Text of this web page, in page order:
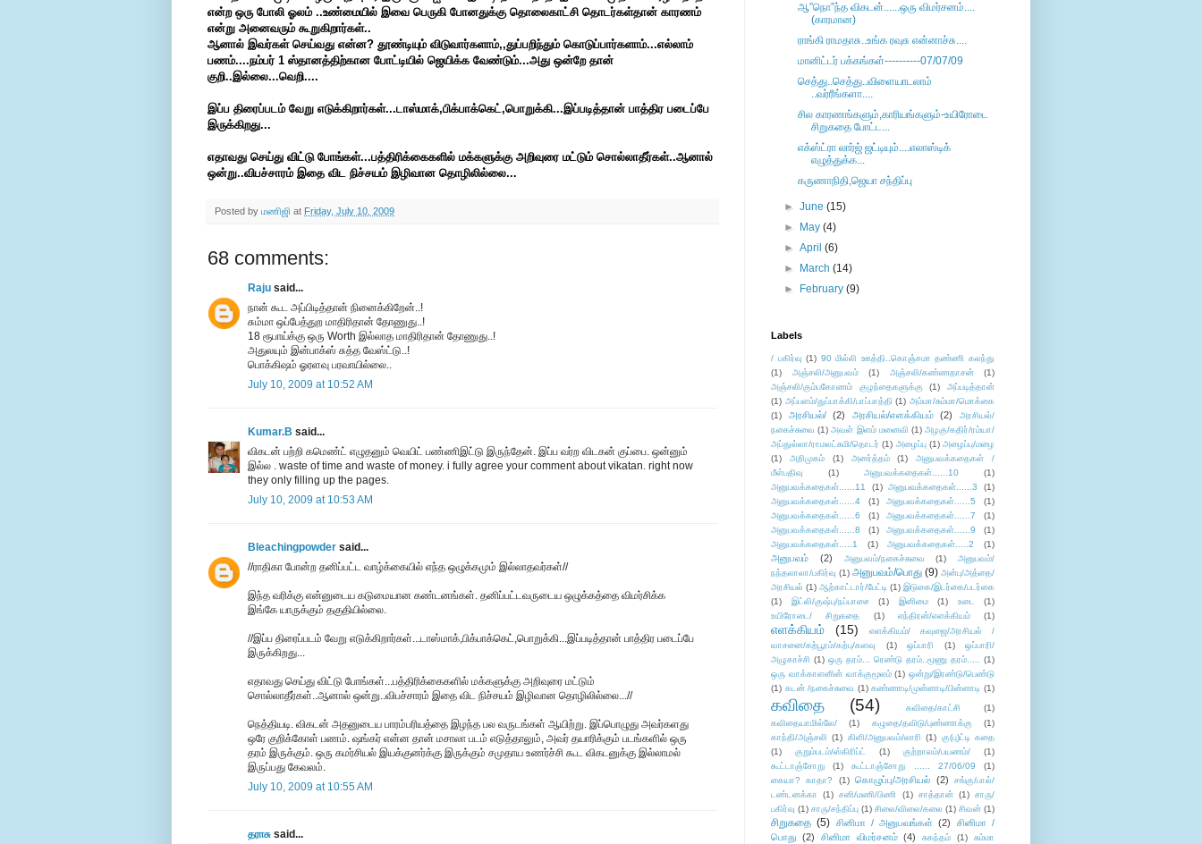
என்ற ஒரு போலி ஓலம் ..உண்மையில் இவை பெருகி போனதுக்கு தொலைகாட்சி தொடர்கள்தான் காரணம்
என்று அனைவரும் கூறுகிறார்கள்..
ஆனால் இவர்கள் செய்வது என்ன? தூண்டியும் விடுவார்களாம்,,துப்பறிந்தும் கொடுப்பார்களாம்...எல்லாம்
பணம்....நம்பர் 1 ஸ்தானத்திற்கான போட்டியில் ஜெயிக்க வேண்டும்...அது ஒன்றே தான்
குறி..இல்லை...வெறி....
இப்ப திரைப்படம் வேறு எடுக்கிறார்கள்...டாஸ்மாக்,பிக்பாக்கெட்,பொறுக்கி...இப்படித்தான் பாத்திர படைப்பே
இருக்கிறது...
எதாவது செய்து விட்டு போங்கள்...பத்திரிக்கைகளில் மக்களுக்கு அறிவுரை மட்டும் சொல்லாதீர்கள்..ஆனால்
ஒன்று..விபச்சாரம் இதை விட நிச்சயம் இழிவான தொழிலில்லை...
Posted by மணிஜி at Friday, July 10, 2009
68 comments:
Raju said...
நான் கூட அப்பிடித்தான் நினைக்கிறேன்..!
சும்மா ஒப்பேத்துற மாதிரிதான் தோணுது..!
18 ரூபாய்க்கு ஒரு Worth இல்லாத மாதிரிதான் தோணுது..!
அதுலயும் இன்பாக்ஸ் சுத்த வேஸ்ட்டு..!
பொக்கிஷம் ஓரளவு பரவாயில்லை..
July 10, 2009 at 10:52 AM
Kumar.B said...
விகடன் பற்றி கமெண்ட் எழுதனும் வெயிட் பண்ணிஇட்டு இருந்தேன். இப்ப வர்ற விடகன் குப்பை. ஒன்னும்
இல்ல . waste of time and waste of money. i fully agree your comment about vikatan. right now
they only filling up the pages.
July 10, 2009 at 10:53 AM
Bleachingpowder said...
//ராதிகா போன்ற தனிப்பட்ட வாழ்க்கையில் எந்த ஒழுக்கமும் இல்லாதவர்கள்//
இந்த வரிக்கு என்னுடைய கடுமையான கண்டனங்கள். தனிப்பட்டவருடைய ஒழுக்கத்தை விமர்சிக்க
இங்கே யாருக்கும் தகுதியில்லை.
//இப்ப திரைப்படம் வேறு எடுக்கிறார்கள்...டாஸ்மாக்,பிக்பாக்கெட்,பொறுக்கி...இப்படித்தான் பாத்திர படைப்பே
இருக்கிறது...
எதாவது செய்து விட்டு போங்கள்...பத்திரிக்கைகளில் மக்களுக்கு அறிவுரை மட்டும்
சொல்லாதீர்கள்..ஆனால் ஒன்று..விபச்சாரம் இதை விட நிச்சயம் இழிவான தொழிலில்லை...//
நெத்தியடி. விகடன் அதனுடைய பாரம்பரியத்தை இழந்த பல வருடங்கள் ஆயிற்று. இப்பொழுது அவர்களது
ஒரே குறிக்கோள் பணம். ஷங்கர் என்ன தான் மசாலா படம் எடுத்தாலும், அவர் தயாரிக்கும் படங்களில் ஒரு
தரம் இருக்கும். ஒரு கமர்சியல் இயக்குனர்க்கு இருக்கும் சமுதாய உணர்ச்சி கூட விகடனுக்கு இல்லாமல்
இருப்பது கேவலம்.
July 10, 2009 at 10:55 AM
தராசு said...
ஆ”நொ”ந்த விகடன்......ஒரு விமர்சனம்....
(காரமான)
ராங்கி ராமதாசு..உங்க ரவுசு என்னாச்சு....
மானிட்டர் பக்கங்கள்----------07/07/09
செத்து..செத்து..விளையாடலாம்
..வர்ரீங்களா....
சில காரணங்களும்,காரியங்களும்-உயிரோடை
சிறுகதை போட்ட...
எக்ஸ்ட்ரா லார்ஜ் ஜட்டியும்....எலாஸ்டிக்
எழுத்துக்க...
கருணாநிதி,ஜெயா சந்திப்பு
►June(15)
►
May(4)
►April(6)
►
March(14)
►
February(9)
Labels
/ பகிர்வு (1) 90 மில்லி ஊத்தி..கொஞ்சமா தண்ணி கலந்து
(1)
அஞ்சலி/அனுபவம் (1) அஞ்சலி/கண்ணதாசன்
(1)
அஞ்சலி/கும்பகோணம் குழந்தைகளுக்கு
(1)
அப்படித்தான்
(1) அப்பளம்/துப்பாக்கி/பாப்பாத்தி (1) அம்மா/சும்மா/மொக்கை
(1)
அரசியல்/ (2) அரசியல்/எளக்கியம் (2)
அரசியல்/
நகைச்சுவை (1) அவள் இளம் மனைவி (1) அழகு/கதிர்/ரம்யா/
அப்துல்லா/ராமலட்சுமி/தொடர் (1) அழைப்பு (1) அழைப்பு/மழை
(1)
அறிமுகம் (1) அனர்த்தம் (1)
அனுபவக்கதைகள் /
மீள்பதிவு
(1) அனுபவக்கதைகள்......10
(1)
அனுபவக்கதைகள்......11
(1) அனுபவக்கதைகள்......3
(1)
அனுபவக்கதைகள்......4
(1) அனுபவக்கதைகள்......5
(1)
அனுபவக்கதைகள்......6
(1) அனுபவக்கதைகள்......7
(1)
அனுபவக்கதைகள்......8
(1) அனுபவக்கதைகள்......9
(1)
அனுபவக்கதைகள்.....1
(1) அனுபவக்கதைகள்.....2 (1)
அனுபவம் (2) அனுபவம்/நகைச்சுவை (1)
அனுபவம்/
நந்தலாலா/பகிர்வு (1) அனுபவம்/பொது (9) அன்பு/அத்தை/
அரசியல் (1) ஆற்காட்டார்/பேட்டி (1) இடுகை/இடர்கை/படர்கை
(1)
இட்லி/குஷ்பு/நப்பாசை (1) இனிமை (1) உடை
(1)
உயிரோடை/ சிறுகதை
(1) எந்திரன்/எளக்கியம் (1)
எளக்கியம் (15)
எளக்கியம்/ கவுஜை/அரசியல் /
வாசனை/கற்பூரம்/கற்பு/களவு
(1) ஒப்பாரி (1)
ஒப்பாரி/
அழுகாச்சி (1) ஒரு தரம்... ரெண்டு தரம்..மூணு தரம்..... (1)
ஒரு வாக்காளனின் வாக்குமூலம் (1) ஒன்று/இரண்டு/பெண்டு
(1) கடன் /நகைச்சுவை (1) கண்ணாடி/முன்னாடி/பின்னாடி (1)
கவிதை (54) கவிதை/காட்சி
(1)
கவிதையாமில்லே/
(1) கழுதை/தவிடு/புண்ணாக்கு
(1)
காந்தி/அஞ்சலி (1) கிளி/அனுபவம்/லாரி (1) கு(பு)ட்டி கதை
(1)
குறும்படம்/ஸ்கிரிப்ட் (1) குற்றாலம்/பயணம்/
(1)
கூட்டாஞ்சோறு
(1) கூட்டாஞ்சோறு ...... 27/06/09
(1)
கையா? காதா?
(1) கொழுப்பு/அரசியல் (2)
சங்கு/பால்/
டண்டனக்கா
(1) சனி/மணி/பிணி (1) சாத்தான் (1) சாரு/
பகிர்வு (1) சாரு/சந்திப்பு (1) சிலை/விலை/கலை (1) சிவன் (1)
சிறுகதை (5) சினிமா / அனுபவங்கள் (2)
சினிமா /
பொது (2) சினிமா விமர்சனம் (4) சுகந்தம் (1)
சும்மா